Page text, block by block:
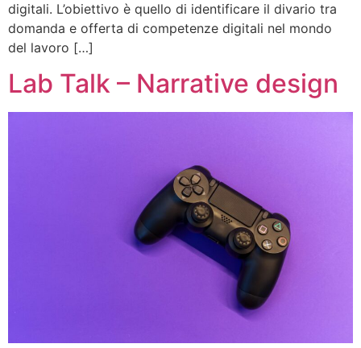
digitali. L’obiettivo è quello di identificare il divario tra
domanda e offerta di competenze digitali nel mondo
del lavoro […]
Lab Talk – Narrative design